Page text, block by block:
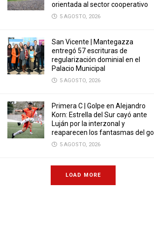
orientada al sector cooperativo
5 AGOSTO, 2026
San Vicente | Mantegazza
entregó 57 escrituras de
regularización dominial en el
Palacio Municipal
5 AGOSTO, 2026
Primera C | Golpe en Alejandro
Korn: Estrella del Sur cayó ante
Luján por la interzonal y
reaparecen los fantasmas del gol
5 AGOSTO, 2026
LOAD MORE